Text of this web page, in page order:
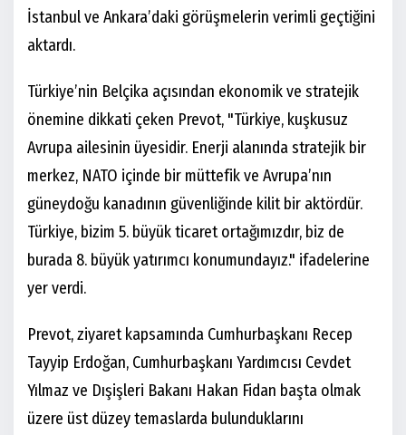
İstanbul ve Ankara’daki görüşmelerin verimli geçtiğini
aktardı.
Türkiye’nin Belçika açısından ekonomik ve stratejik
önemine dikkati çeken Prevot, "Türkiye, kuşkusuz
Avrupa ailesinin üyesidir. Enerji alanında stratejik bir
merkez, NATO içinde bir müttefik ve Avrupa’nın
güneydoğu kanadının güvenliğinde kilit bir aktördür.
Türkiye, bizim 5. büyük ticaret ortağımızdır, biz de
burada 8. büyük yatırımcı konumundayız." ifadelerine
yer verdi.
Prevot, ziyaret kapsamında Cumhurbaşkanı Recep
Tayyip Erdoğan, Cumhurbaşkanı Yardımcısı Cevdet
Yılmaz ve Dışişleri Bakanı Hakan Fidan başta olmak
üzere üst düzey temaslarda bulunduklarını